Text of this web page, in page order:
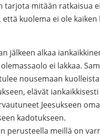
tarjota mitään ratkaisua
kuolema ei ole
jälkeen alkaa
ei lakkaa.
nousemaan
elävät
Jeesukseen
kadotukseen.
perusteella meillä on